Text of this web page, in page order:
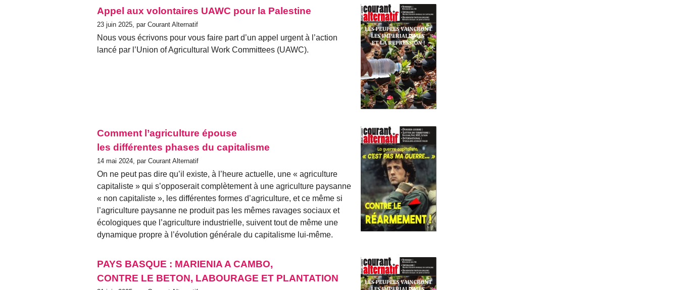
Appel aux volontaires UAWC pour la Palestine
23 juin 2025, par Courant Alternatif
Nous vous écrivons pour vous faire part d’un appel urgent à l’action
lancé par l’Union of Agricultural Work Committees (UAWC).
Comment l’agriculture épouse
les différentes phases du capitalisme
14 mai 2024, par Courant Alternatif
On ne peut pas dire qu’il existe, à l’heure actuelle, une « agriculture
capitaliste » qui s’opposerait complètement à une agriculture paysanne
« non capitaliste », les différentes formes d’agriculture, et ce même si
l’agriculture paysanne ne produit pas les mêmes ravages sociaux et
écologiques que l’agriculture industrielle, suivent tout de même une
dynamique propre à l’évolution générale du capitalisme lui-même.
PAYS BASQUE : MARIENIA A CAMBO,
CONTRE LE BETON, LABOURAGE ET PLANTATION